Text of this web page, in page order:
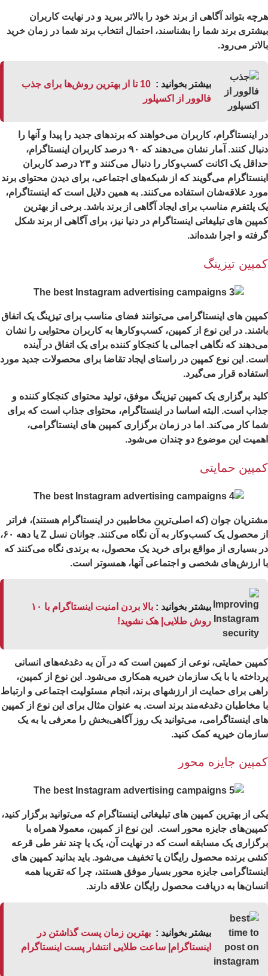
بتواند آگاهی از برند خود را بالاتر ببرید و در نهایت کاربران
برند شما را بشناسند، احتمال انتخاب برند شما در زمان خرید
می‌رود.
بیشتر بخوانید :
10 تا از بهترین روش‌ها برای جذب
فالوور از اکسپلور
اینستاگرام، کاربران می‌خواهند که برندهای جدید را پیدا و آنها را
دنبال کنند. آمار نشان می‌دهند که ۹۰ درصد کاربران اینستاگرام،
حداقل یک اکانت کسب‌وکار را دنبال می‌کنند و ۲۳ درصد کاربران
می‌گویند که از شبکه‌های اجتماعی، برای دیدن محتوای برند
علاقه‌شان استفاده می‌کنند. به همین دلایل است که اینستاگرام،
پلتفرم مناسب برای ایجاد آگاهی از برند باشد. برخی از بهترین
های تبلیغاتی اینستاگرام در دنیا نیز، برای آگاهی از برند شکل
و اجرا شده‌اند.
تیزینگ
های اینستاگرامی می‌توانند فضای مناسب برای تیزینگ یک اتفاق
در این نوع از کمپین، کسب‌وکارها به کاربران محتوایی را نشان
که نگاهی اجمالی یا کنجکاو کننده برای یک اتفاق در آینده
این نوع کمپین در راستای ایجاد تقاضا برای محصولات جدید مورد
قرار می‌گیرد.
برگزاری یک کمپین تیزینگ موفق، تولید محتوای کنجکاو کننده و
است. البته اساسا در اینستاگرام، محتوای جذاب است که برای
کار می‌کند. اما در زمان برگزاری کمپین های اینستاگرامی،
این موضوع دو چندان می‌شود.
حمایتی
جوان (که اصلی‌ترین مخاطبین در اینستاگرام هستند)، فراتر
از محصول یک کسب‌وکار به آن نگاه می‌کنند. جوانان نسل Z یا دهه ۶۰،
بسیاری از مواقع برای خرید یک محصول، به برندی نگاه می‌کنند که
ارزش‌های شخصی و اجتماعی آنها، همسوتر است.
بیشتر بخوانید :
بالا بردن امنیت اینستاگرام با ۱۰
روش طلایی| هک نشوید!
حمایتی، نوعی از کمپین است که در آن به دغدغه‌های انسانی
یا با یک سازمان خیریه همکاری می‌شود. این نوع از کمپین،
برای حمایت از ارزشهای برند، انجام مسئولیت اجتماعی و ارتباط
مخاطبان دغدغه‌مند برند است. به عنوان مثال برای این نوع از کمپین
اینستاگرامی، می‌توانید یک روز آگاهی‌بخش را معرفی یا به یک
خیریه کمک کنید.
جایزه محور
از بهترین کمپین های تبلیغاتی اینستاگرام که می‌توانید برگزار کنید،
جایزه محور است. این نوع از کمپین، معمولا همراه با
یک مسابقه است که در نهایت آن، یک یا چند نفر طی قرعه
برنده محصول رایگان یا تخفیف می‌شود. باید بدانید کمپین های
جایزه محور بسیار موفق هستند، چرا که تقریبا همه
به دریافت محصول رایگان علاقه دارند.
بیشتر بخوانید : بهترین زمان پست گذاشتن در
اینستاگرام| ساعت طلایی انتشار پست اینستاگرام